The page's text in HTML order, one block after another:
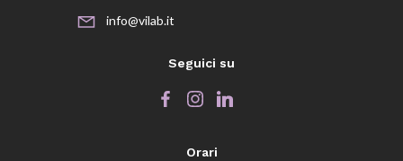
info@vilab.it
Seguici su
Orari